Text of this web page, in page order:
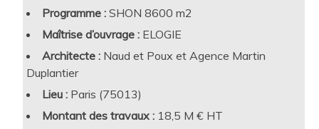
susceptibles d’être abordés, selon la hiérarchisation
préalable des enjeux de chaque projet, sont les suivants :
Qualité de vie (bien vivre ensemble, mobilité et
accessibilité, santé et confort, paysage, patrimoine et
identité, et résilience, sureté, sécurité)
Respect de l’environnement (Energie et climat, Nature
et biodiversité, Eau, Ressources et déchets, pollutions)
Performance économique (économie et coût à long
Programme : SHON 8600 m2
Maîtrise d’ouvrage : ELOGIE
Architecte : Naud et Poux et Agence Martin
Duplantier
Lieu : Paris (75013)
Montant des travaux : 18,5 M € HT